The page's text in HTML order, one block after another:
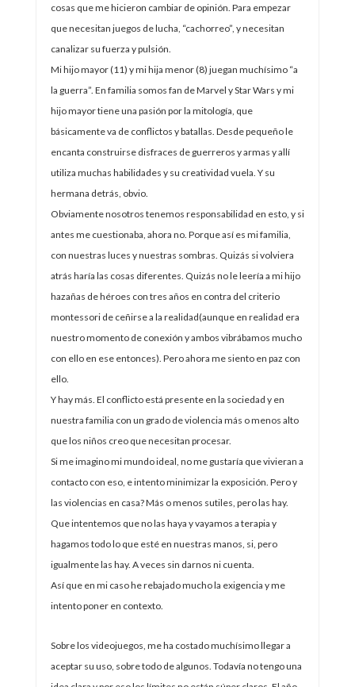
cosas que me hicieron cambiar de opinión. Para empezar
que necesitan juegos de lucha, “cachorreo”, y necesitan
canalizar su fuerza y pulsión.
Mi hijo mayor (11) y mi hija menor (8) juegan muchísimo “a
la guerra”. En familia somos fan de Marvel y Star Wars y mi
hijo mayor tiene una pasión por la mitología, que
básicamente va de conflictos y batallas. Desde pequeño le
encanta construirse disfraces de guerreros y armas y allí
utiliza muchas habilidades y su creatividad vuela. Y su
hermana detrás, obvio.
Obviamente nosotros tenemos responsabilidad en esto, y si
antes me cuestionaba, ahora no. Porque así es mi familia,
con nuestras luces y nuestras sombras. Quizás si volviera
atrás haría las cosas diferentes. Quizás no le leería a mi hijo
hazañas de héroes con tres años en contra del criterio
montessori de ceñirse a la realidad(aunque en realidad era
nuestro momento de conexión y ambos vibrábamos mucho
con ello en ese entonces). Pero ahora me siento en paz con
ello.
Y hay más. El conflicto está presente en la sociedad y en
nuestra familia con un grado de violencia más o menos alto
que los niños creo que necesitan procesar.
Si me imagino mi mundo ideal, no me gustaría que vivieran a
contacto con eso, e intento minimizar la exposición. Pero y
las violencias en casa? Más o menos sutiles, pero las hay.
Que intentemos que no las haya y vayamos a terapia y
hagamos todo lo que esté en nuestras manos, si, pero
igualmente las hay. A veces sin darnos ni cuenta.
Así que en mi caso he rebajado mucho la exigencia y me
intento poner en contexto.
Sobre los videojuegos, me ha costado muchísimo llegar a
aceptar su uso, sobre todo de algunos. Todavía no tengo una